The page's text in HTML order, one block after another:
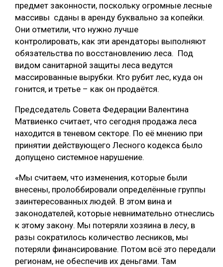
СОРТИРОВКА ДРЕВЕСИНЫ
СУШКА ДРЕВЕСИНЫ
МЕБЕЛЬНОЕ ПРОИЗВОДСТВО
предмет законности, поскольку огромные лесные
массивы сданы в аренду буквально за копейки.
Они отметили, что нужно лучше
контролировать, как эти арендаторы выполняют
обязательства по восстановлению леса. Под
видом санитарной защиты леса ведутся
массированные вырубки. Кто рубит лес, куда он
гонится, и третье – как он продаётся.
Председатель Совета Федерации Валентина
Матвиенко считает, что сегодня продажа леса
находится в теневом секторе. По её мнению при
принятии действующего Лесного кодекса было
допущено системное нарушение.
«Мы считаем, что изменения, которые были
внесены, пролоббировали определённые группы
заинтересованных людей. В этом вина и
законодателей, которые невнимательно отнеслись
к этому закону. Мы потеряли хозяина в лесу, в
разы сократилось количество лесников, мы
потеряли финансирование. Потом всё это передали
регионам, не обеспечив их деньгами. Там